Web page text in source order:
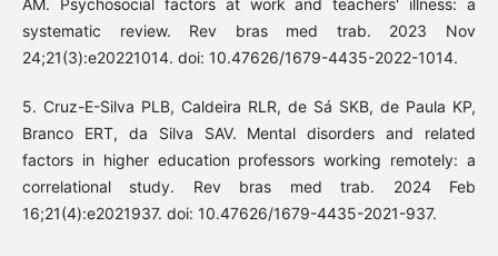
AM. Psychosocial factors at work and teachers' illness: a
systematic review. Rev bras med trab. 2023 Nov
24;21(3):e20221014. doi: 10.47626/1679-4435-2022-1014.
5. Cruz-E-Silva PLB, Caldeira RLR, de Sá SKB, de Paula KP,
Branco ERT, da Silva SAV. Mental disorders and related
factors in higher education professors working remotely: a
correlational study. Rev bras med trab. 2024 Feb
16;21(4):e2021937. doi: 10.47626/1679-4435-2021-937.